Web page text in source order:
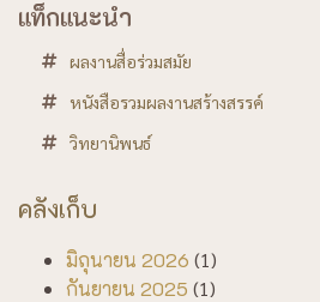
แท็กแนะนำ
ผลงานสื่อร่วมสมัย
หนังสือรวมผลงานสร้างสรรค์
วิทยานิพนธ์
คลังเก็บ
มิถุนายน 2026 (1)
กันยายน 2025 (1)